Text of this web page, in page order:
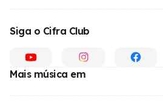
Siga o Cifra Club
Mais música em